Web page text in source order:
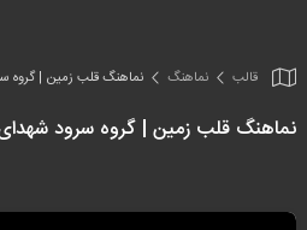
قالب نماهنگ نماهنگ قلب زمین | گروه
نماهنگ قلب زمین | گروه سرود